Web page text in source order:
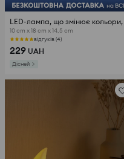
10 cm x 18 cm x 14,5 cm
відгуків (4)
229 UAH
Дісней